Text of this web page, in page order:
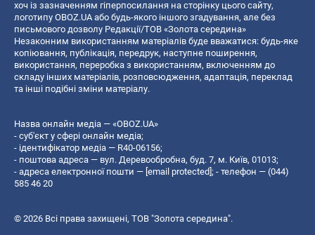
хоч із зазначенням гіперпосилання на сторінку цього сайту,
логотипу OBOZ.UA або будь-якого іншого згадування, але без
письмового дозволу Редакції/ТОВ «Золота середина»
Незаконним використанням матеріалів буде вважатися: будь-яке
копiювання, публiкацiя, передрук, наступне поширення,
використання, переробка з використанням, включенням до
складу інших матеріалів, розповсюдження, адаптація, переклад
та інші подібні зміни матеріалу.
Назва онлайн медіа — «OBOZ.UA»
- суб'єкт у сфері онлайн медіа;
- ідентифікатор медіа — R40-06156;
- поштова адреса — вул. Деревообробна, буд. 7, м. Київ, 01013;
- адреса електронної пошти — [email protected]; - телефон — (044)
585 46 20
© 2026 Всі права захищені, ТОВ "Золота середина".